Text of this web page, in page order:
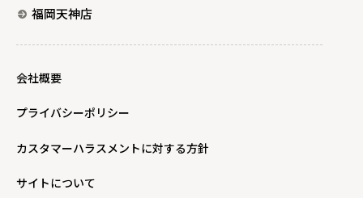
福岡天神店
会社概要
プライバシーポリシー
カスタマーハラスメントに対する方針
サイトについて